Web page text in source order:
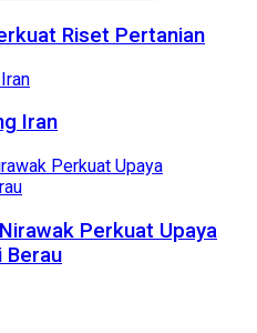
Riset Pertanian
Iran
Perkuat Upaya
Berau